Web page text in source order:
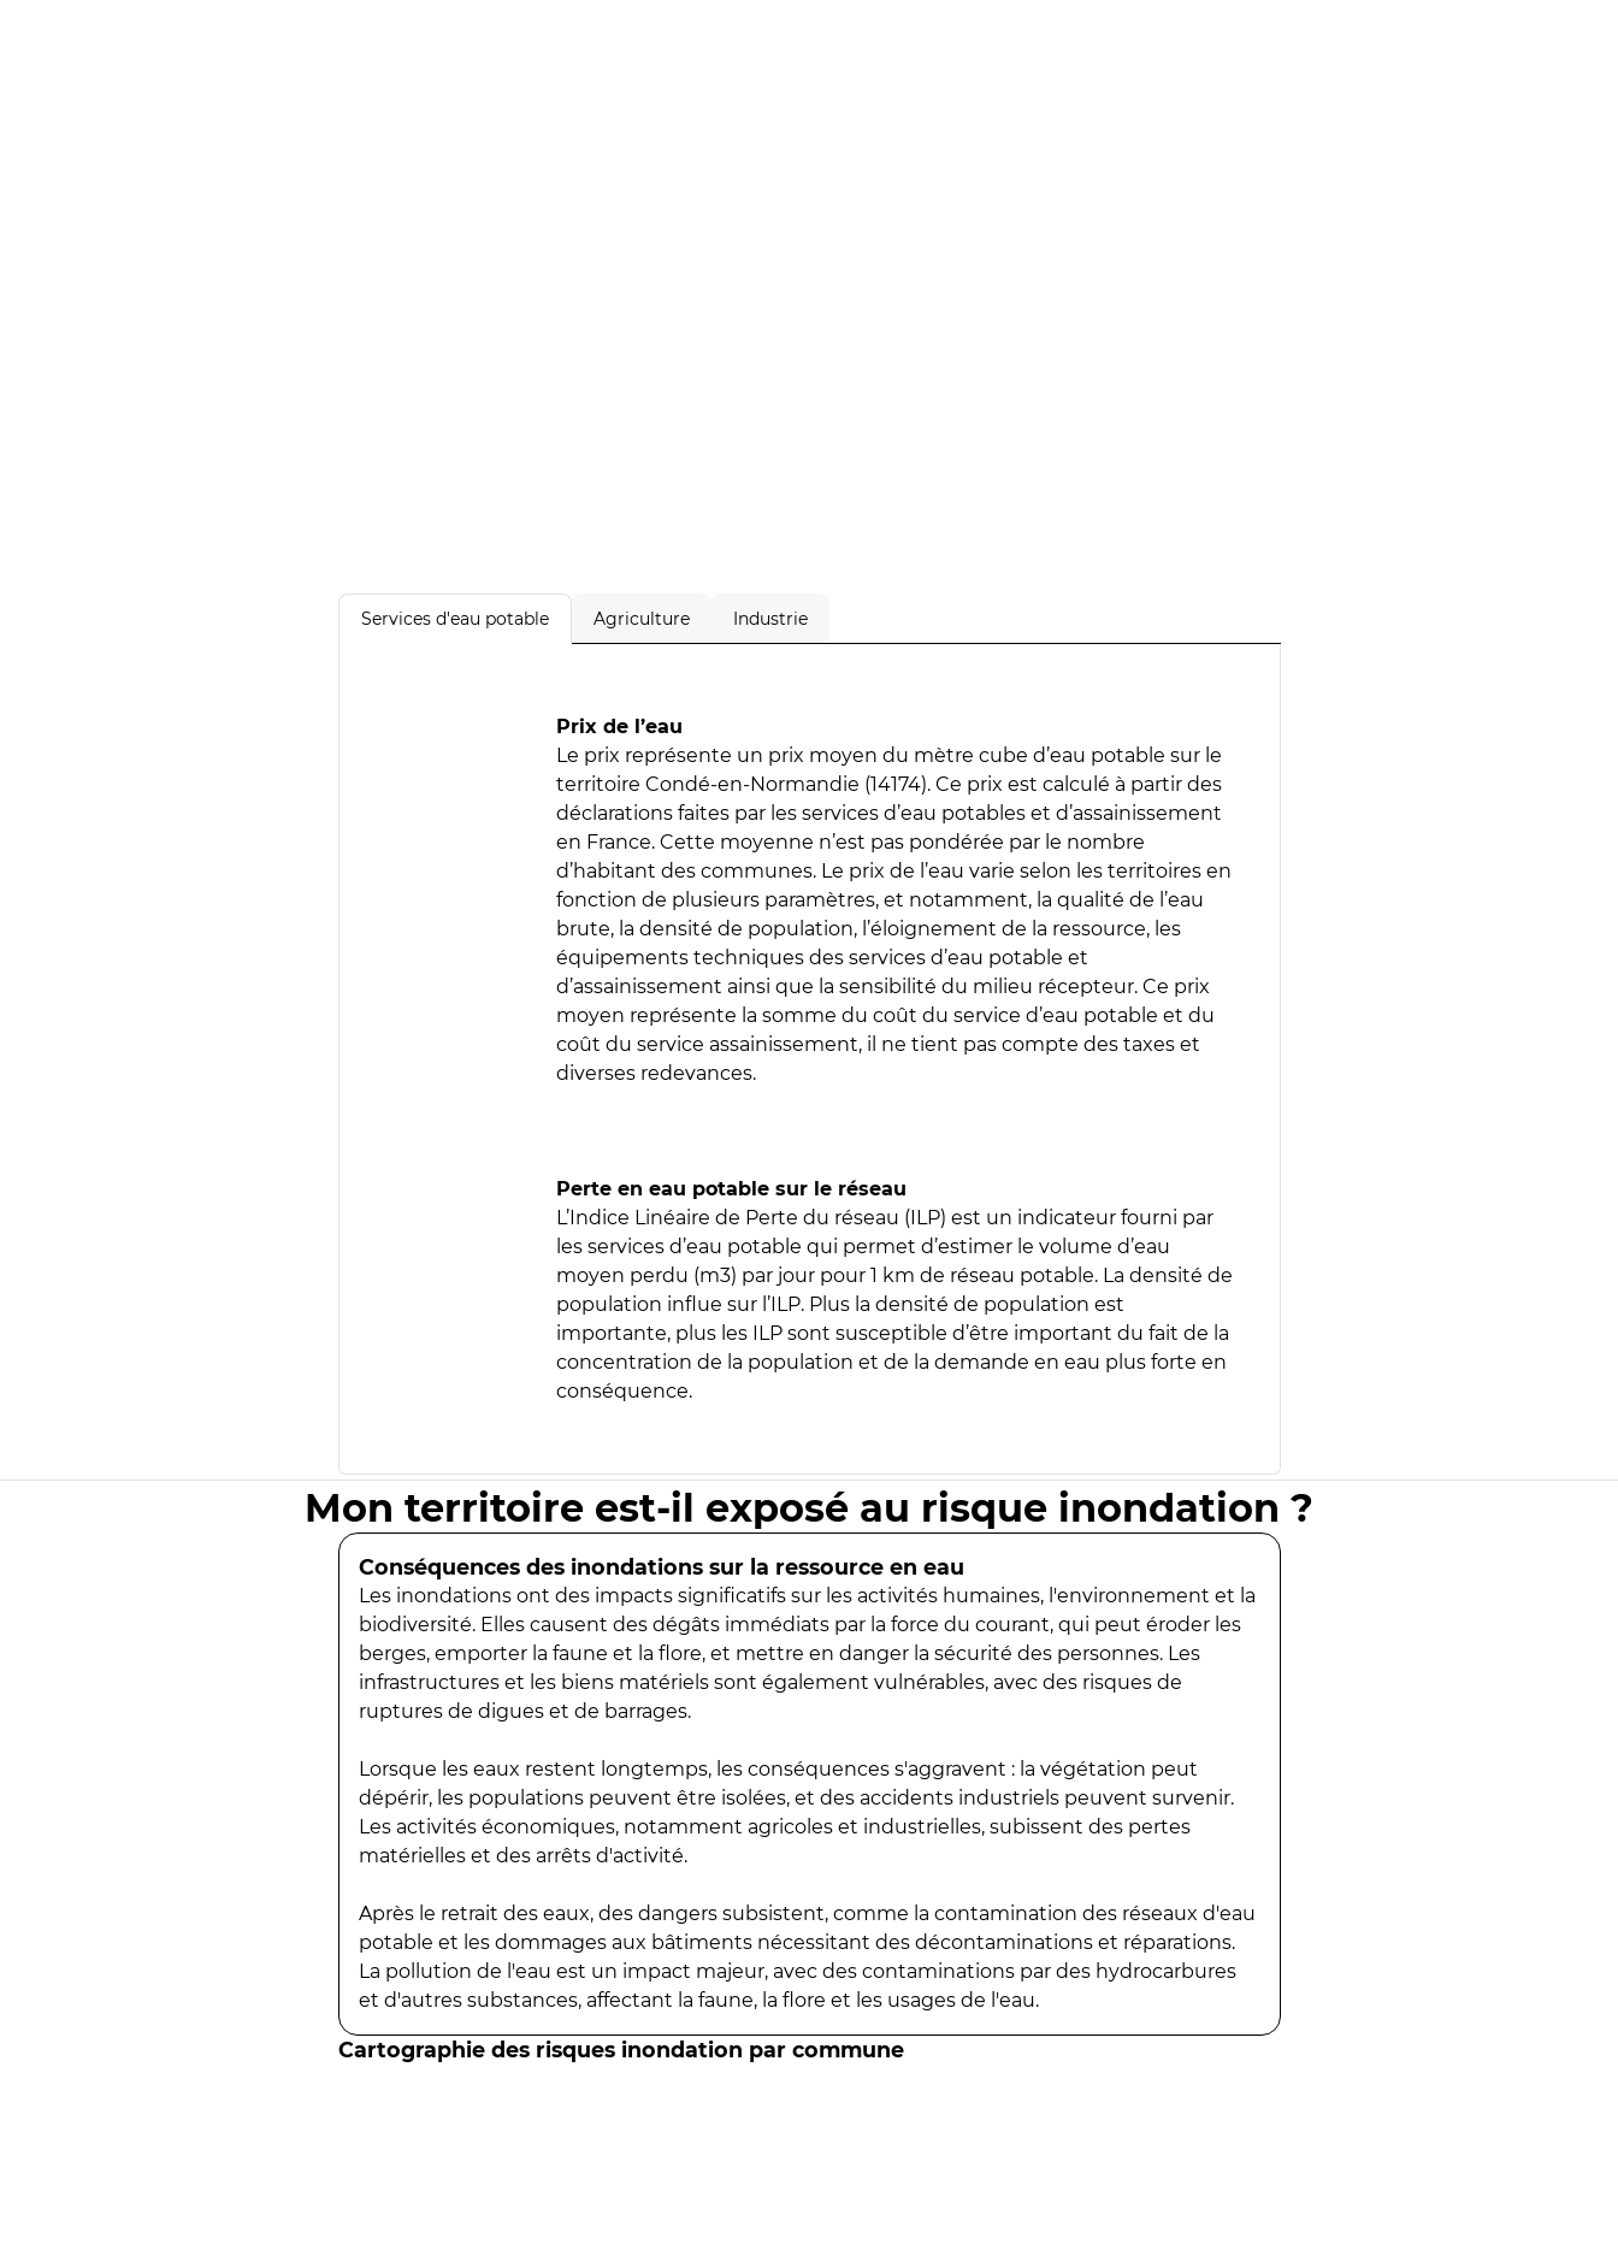
Services d'eau potable Agriculture Industrie
Prix de l’eau
Le prix représente un prix moyen du mètre cube d’eau potable sur le
territoire Condé-en-Normandie (14174). Ce prix est calculé à partir des
déclarations faites par les services d’eau potables et d’assainissement
en France. Cette moyenne n’est pas pondérée par le nombre
d’habitant des communes. Le prix de l’eau varie selon les territoires en
fonction de plusieurs paramètres, et notamment, la qualité de l’eau
brute, la densité de population, l’éloignement de la ressource, les
équipements techniques des services d’eau potable et
d’assainissement ainsi que la sensibilité du milieu récepteur. Ce prix
moyen représente la somme du coût du service d’eau potable et du
coût du service assainissement, il ne tient pas compte des taxes et
diverses redevances.
Perte en eau potable sur le réseau
L’Indice Linéaire de Perte du réseau (ILP) est un indicateur fourni par
les services d’eau potable qui permet d’estimer le volume d’eau
moyen perdu (m3) par jour pour 1 km de réseau potable. La densité de
population influe sur l’ILP. Plus la densité de population est
importante, plus les ILP sont susceptible d’être important du fait de la
concentration de la population et de la demande en eau plus forte en
conséquence.
Mon territoire est-il exposé au risque inondation ?
Conséquences des inondations sur la ressource en eau
Les inondations ont des impacts significatifs sur les activités humaines, l'environnement et la
biodiversité. Elles causent des dégâts immédiats par la force du courant, qui peut éroder les
berges, emporter la faune et la flore, et mettre en danger la sécurité des personnes. Les
infrastructures et les biens matériels sont également vulnérables, avec des risques de
ruptures de digues et de barrages.
Lorsque les eaux restent longtemps, les conséquences s'aggravent : la végétation peut
dépérir, les populations peuvent être isolées, et des accidents industriels peuvent survenir.
Les activités économiques, notamment agricoles et industrielles, subissent des pertes
matérielles et des arrêts d'activité.
Après le retrait des eaux, des dangers subsistent, comme la contamination des réseaux d'eau
potable et les dommages aux bâtiments nécessitant des décontaminations et réparations.
La pollution de l'eau est un impact majeur, avec des contaminations par des hydrocarbures
et d'autres substances, affectant la faune, la flore et les usages de l'eau.
Cartographie des risques inondation par commune